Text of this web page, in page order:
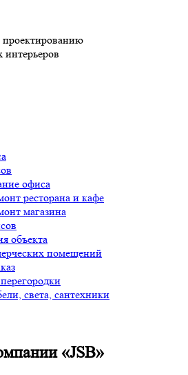
проектированию
интерьеров
офиса
ресторана и кафе
магазина
объекта
помещений
света, сантехники
«JSB»